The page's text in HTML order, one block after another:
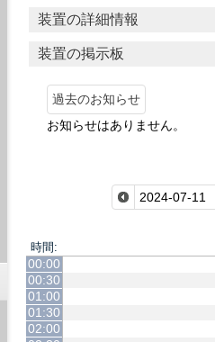
装置の詳細情報
装置の掲示板
過去のお知らせ
お知らせはありません。
時間:
00:00
00:30
01:00
01:30
02:00